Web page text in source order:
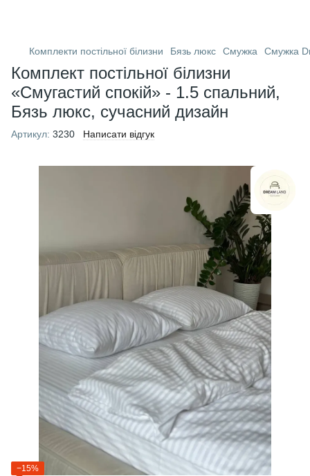
Комплекти постільної білизни Бязь люкс Смужка Смужка
Комплект постільної білизни
«Смугастий спокій» - 1.5 спальний,
Бязь люкс, сучасний дизайн
Артикул: 3230 Написати відгук
−15%